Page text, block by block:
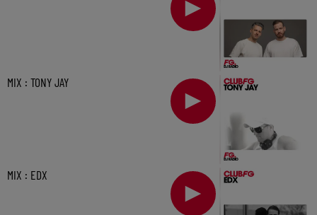
MIX : TONY JAY
MIX : EDX